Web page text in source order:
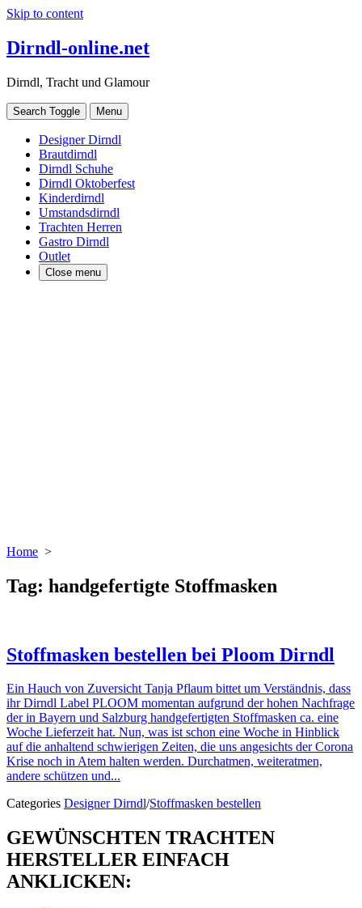
Skip to content
Dirndl-online.net
Dirndl, Tracht und Glamour
Search Toggle Menu
Designer Dirndl
Brautdirndl
Dirndl Schuhe
Dirndl Oktoberfest
Kinderdirndl
Umstandsdirndl
Trachten Herren
Gastro Dirndl
Outlet
Close menu
Home >
Tag: handgefertigte Stoffmasken
Stoffmasken bestellen bei Ploom Dirndl
Ein Hauch von Zuversicht Tanja Pflaum bittet um Verständnis, dass
ihr Dirndl Label PLOOM momentan aufgrund der hohen Nachfrage
der in Bayern und Salzburg handgefertigten Stoffmasken ca. eine
Woche Lieferzeit hat. Nun, was ist schon eine Woche in Hinblick
auf die anhaltend schwierigen Zeiten, die uns angesichts der Corona
Krise noch in Atem halten werden. Durchatmen, weiteratmen,
andere schützen und...
Categories Designer Dirndl/Stoffmasken bestellen
GEWÜNSCHTEN TRACHTEN
HERSTELLER EINFACH
ANKLICKEN: